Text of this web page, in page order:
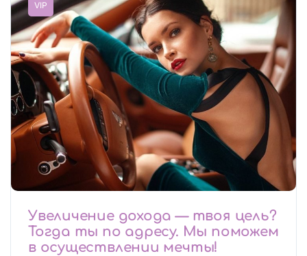
VIP
Увеличение дохода — твоя цель?
Тогда ты по адресу. Мы поможем
в осуществлении мечты!